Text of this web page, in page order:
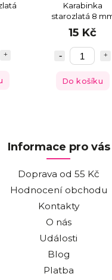
Karabinka
starozlatá 8
15 Kč
Do košíku
Informace pro vás
Doprava od 55 Kč
Hodnocení obchodu
Kontakty
O nás
Události
Blog
Platba